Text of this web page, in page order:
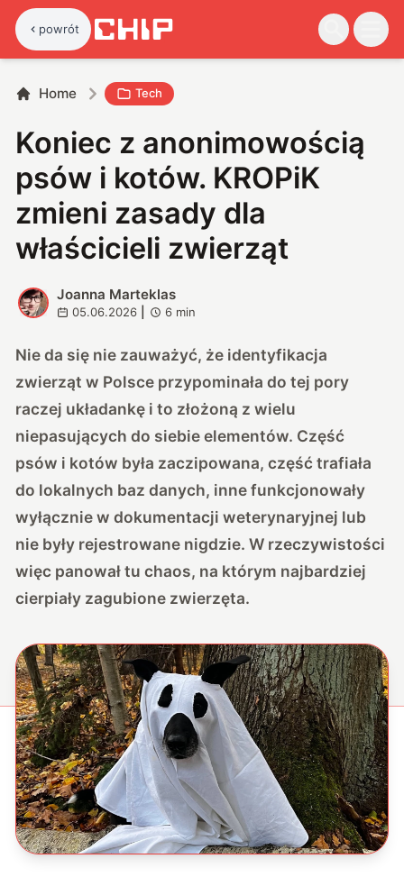
powrót
Home Tech
Koniec z anonimowością
psów i kotów. KROPiK
zmieni zasady dla
właścicieli zwierząt
J
Joanna Marteklas
05.06.2026 6 min
Nie da się nie zauważyć, że identyfikacja
zwierząt w Polsce przypominała do tej pory
raczej układankę i to złożoną z wielu
niepasujących do siebie elementów. Część
psów i kotów była zaczipowana, część trafiała
do lokalnych baz danych, inne funkcjonowały
wyłącznie w dokumentacji weterynaryjnej lub
nie były rejestrowane nigdzie. W rzeczywistości
więc panował tu chaos, na którym najbardziej
cierpiały zagubione zwierzęta.